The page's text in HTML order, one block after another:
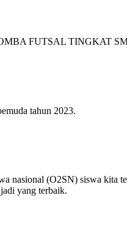
FUTSAL TINGKAT
tahun 2023.
nasional (O2SN) siswa kita
yang terbaik.